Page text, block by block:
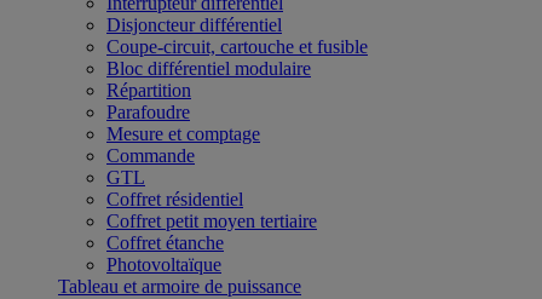
Disjoncteur différentiel
Coupe-circuit, cartouche et fusible
Bloc différentiel modulaire
Répartition
Parafoudre
Mesure et comptage
Commande
GTL
Coffret résidentiel
Coffret petit moyen tertiaire
Coffret étanche
Photovoltaïque
Tableau et armoire de puissance